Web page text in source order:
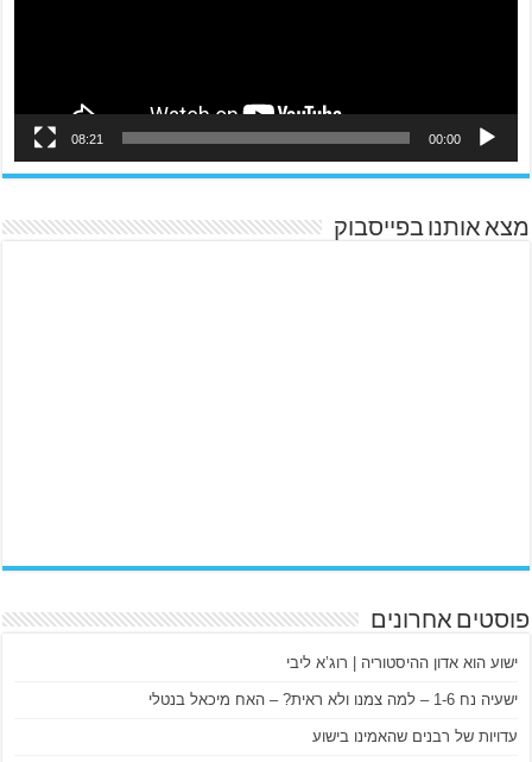
00:00
08:21
מצא אותנו בפייסבוק
פוסטים אחרונים
ישוע הוא אדון ההיסטוריה | רוג’א ליבי
ישעיה נח 1-6 – למה צמנו ולא ראית? – האח מיכאל בנטלי
עדויות של רבנים שהאמינו בישוע